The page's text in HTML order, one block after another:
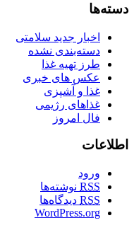
دسته‌ها
اخبار جدید سلامتی
دسته‌بندی نشده
طرز تهیه غذا
عکس های خبری
غذا و آشپزی
غذاهای رژیمی
فال امروز
اطلاعات
ورود
RSS نوشته‌ها
RSS دیدگاه‌ها
WordPress.org